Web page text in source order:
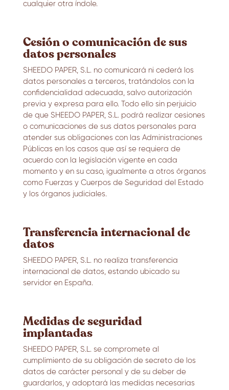
cualquier otra índole.
Cesión o comunicación de sus
datos personales
SHEEDO PAPER, S.L. no comunicará ni cederá los
datos personales a terceros, tratándolos con la
confidencialidad adecuada, salvo autorización
previa y expresa para ello. Todo ello sin perjuicio
de que SHEEDO PAPER, S.L. podrá realizar cesiones
o comunicaciones de sus datos personales para
atender sus obligaciones con las Administraciones
Públicas en los casos que así se requiera de
acuerdo con la legislación vigente en cada
momento y en su caso, igualmente a otros órganos
como Fuerzas y Cuerpos de Seguridad del Estado
y los órganos judiciales.
Transferencia internacional de
datos
SHEEDO PAPER, S.L. no realiza transferencia
internacional de datos, estando ubicado su
servidor en España.
Medidas de seguridad
implantadas
SHEEDO PAPER, S.L. se compromete al
cumplimiento de su obligación de secreto de los
datos de carácter personal y de su deber de
guardarlos, y adoptará las medidas necesarias